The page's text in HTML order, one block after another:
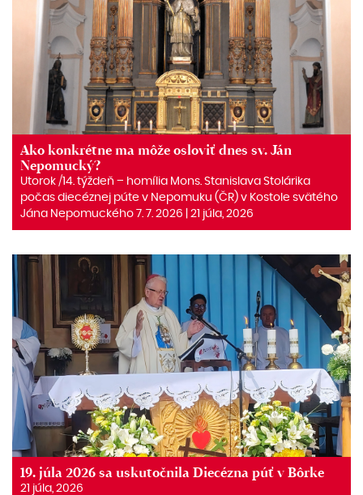
Ako konkrétne ma môže osloviť dnes sv. Ján
Nepomucký?
Utorok /14. týždeň – homília Mons. Stanislava Stolárika
počas diecéznej púte v Nepomuku (ČR) v Kostole svätého
Jána Nepomuckého 7. 7. 2026 | 21 júla, 2026
19. júla 2026 sa uskutočnila Diecézna púť v Bôrke
21 júla, 2026